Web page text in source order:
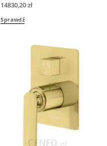
14830,20zł
Sprawdź